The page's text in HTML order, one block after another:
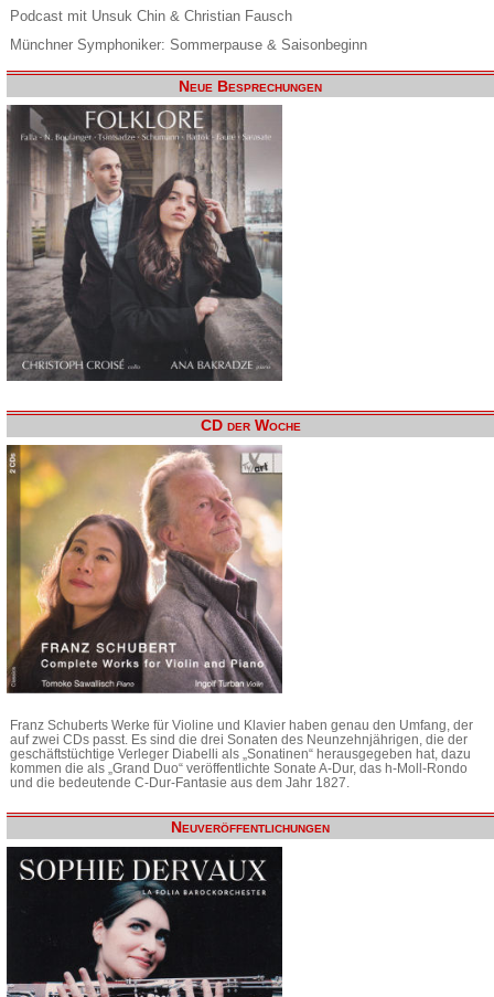
Podcast mit Unsuk Chin & Christian Fausch
Münchner Symphoniker: Sommerpause & Saisonbeginn
Neue Besprechungen
CD der Woche
Franz Schuberts Werke für Violine und Klavier haben genau den Umfang, der
auf zwei CDs passt. Es sind die drei Sonaten des Neunzehnjährigen, die der
geschäftstüchtige Verleger Diabelli als „Sonatinen“ herausgegeben hat, dazu
kommen die als „Grand Duo“ veröffentlichte Sonate A-Dur, das h-Moll-Rondo
und die bedeutende C-Dur-Fantasie aus dem Jahr 1827.
Neuveröffentlichungen